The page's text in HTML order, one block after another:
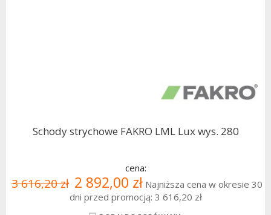
Schody strychowe FAKRO LML Lux wys. 280
cena:
3 616,20 zł 2 892,00 zł Najniższa cena w okresie 30
dni przed promocją: 3 616,20 zł